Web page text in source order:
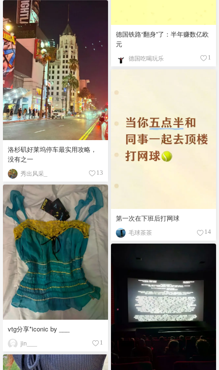
德国铁路“翻身”了：半年赚数亿欧
元
德国吃喝玩乐 1
洛杉矶好莱坞停车最实用攻略，
没有之一
秀出风采_ 13
第一次在下班后打网球
毛球茶茶 14
vtg分享*iconic by ___
jin___ 1